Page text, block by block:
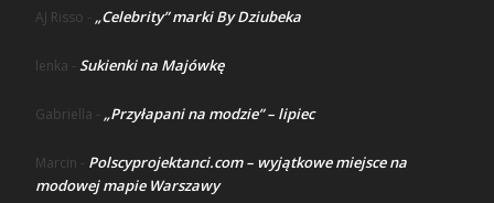
AJ Risso - „Celebrity” marki By Dziubeka
lenka - Sukienki na Majówkę
Gabriella - „Przyłapani na modzie” – lipiec
Marcin - Polscyprojektanci.com – wyjątkowe miejsce na
modowej mapie Warszawy